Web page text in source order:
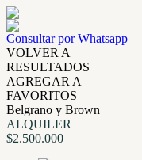
Consultar por Whatsapp
VOLVER A
RESULTADOS
AGREGAR A
FAVORITOS
Belgrano y Brown
ALQUILER
$2.500.000